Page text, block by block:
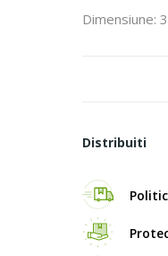
Dimensiune:
Distribuiti